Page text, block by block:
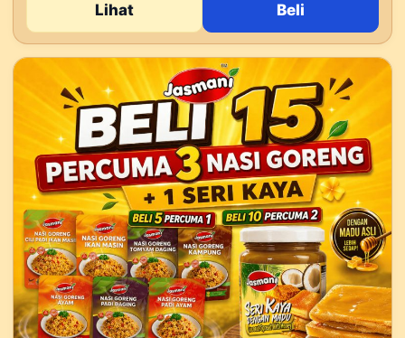
Lihat Beli